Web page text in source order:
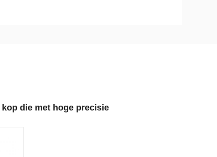
die met hoge precisie